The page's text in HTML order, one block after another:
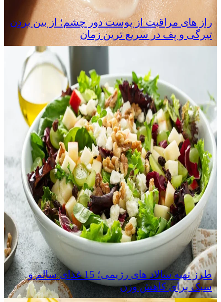
راز های مراقبت از پوست دور چشم؛ از بین بردن
تیرگی و پف در سریع‌ ترین زمان
طرز تهیه سالاد های رژیمی؛ 15 غذای سالم و
سبک برای کاهش وزن